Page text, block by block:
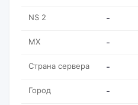
NS 2 -
MX -
Страна сервера -
Город -